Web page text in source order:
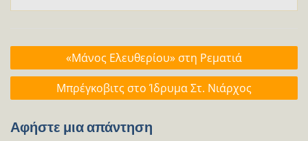
Πλοήγηση
άρθρων
«Μάνος Ελευθερίου» στη Ρεματιά
Μπρέγκοβιτς στο Ίδρυμα Στ. Νιάρχος
Αφήστε μια απάντηση